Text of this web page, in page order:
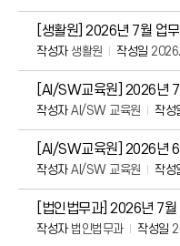
[생활원] 2026년 7월 업
작성자생활원 작성일
[AI/SW교육원] 2026년
작성자AI/SW 교육원 작성
[AI/SW교육원] 2026년
작성자AI/SW 교육원 작성
[법인법무과] 2026년 7
작성자법인법무과 작성일